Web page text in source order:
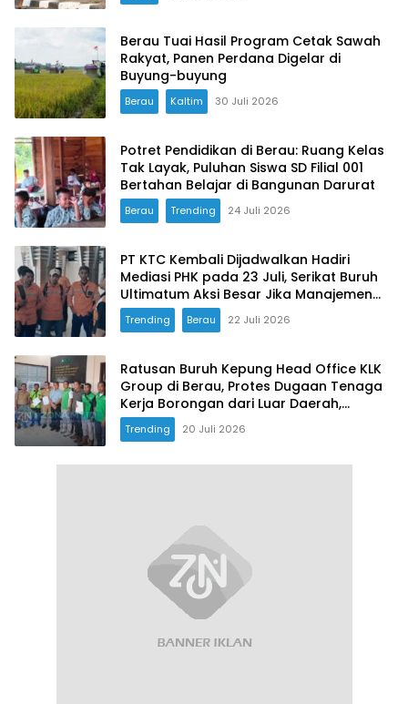
Berau Tuai Hasil Program Cetak Sawah
Rakyat, Panen Perdana Digelar di
Buyung-buyung
Berau Kaltim 30 Juli 2026
Potret Pendidikan di Berau: Ruang Kelas
Tak Layak, Puluhan Siswa SD Filial 001
Bertahan Belajar di Bangunan Darurat
Berau Trending 24 Juli 2026
PT KTC Kembali Dijadwalkan Hadiri
Mediasi PHK pada 23 Juli, Serikat Buruh
Ultimatum Aksi Besar Jika Manajemen
Mangkir Lagi
Trending Berau 22 Juli 2026
Ratusan Buruh Kepung Head Office KLK
Group di Berau, Protes Dugaan Tenaga
Kerja Borongan dari Luar Daerah,
Pengawas Turun Selidiki 10 Hari
Trending 20 Juli 2026